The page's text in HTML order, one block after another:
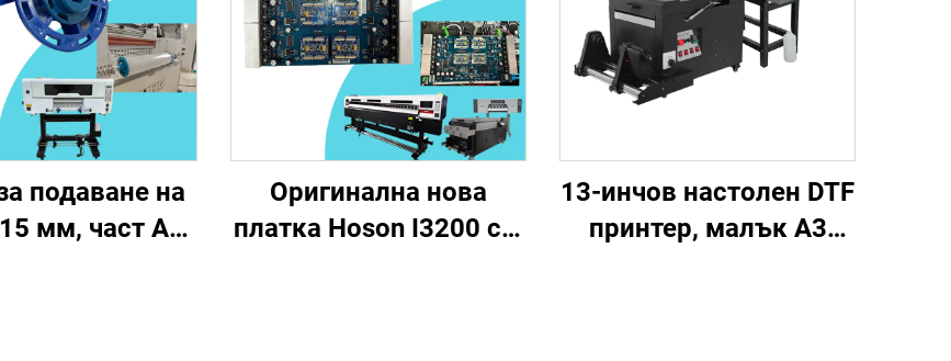
подаване на
мм, част AB,
Оригинална нова
платка Hoson I3200 с 4
13-инчов настолен DTF
принтер, малък A3